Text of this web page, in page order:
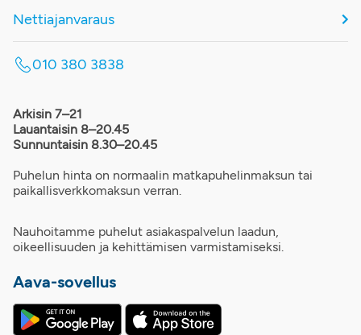
Nettiajanvaraus
010 380 3838
Arkisin 7–21
Lauantaisin 8–20.45
Sunnuntaisin 8.30–20.45
Puhelun hinta on normaalin matkapuhelinmaksun tai
paikallisverkkomaksun verran.
Nauhoitamme puhelut asiakaspalvelun laadun,
oikeellisuuden ja kehittämisen varmistamiseksi.
Aava-sovellus